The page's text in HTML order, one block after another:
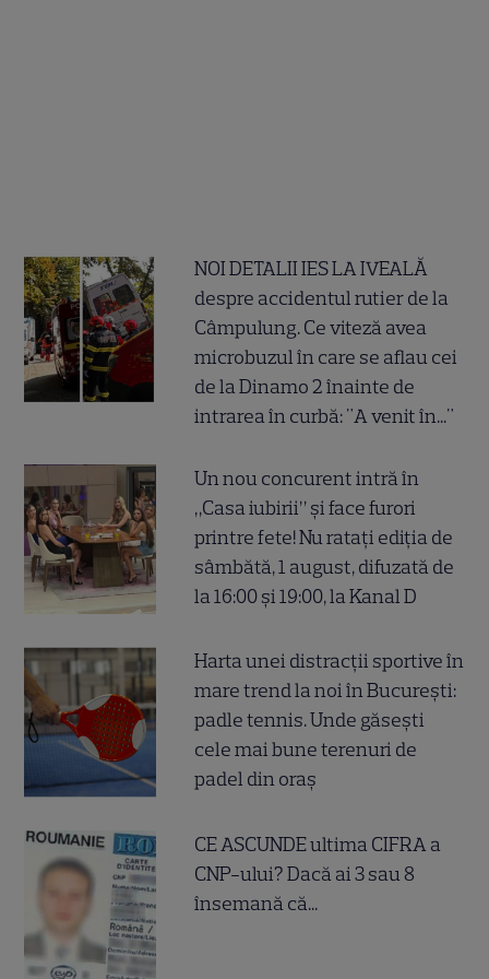
NOI DETALII IES LA IVEALĂ
despre accidentul rutier de la
Câmpulung. Ce viteză avea
microbuzul în care se aflau cei
de la Dinamo 2 înainte de
intrarea în curbă: "A venit în..."
Un nou concurent intră în
„Casa iubirii” și face furori
printre fete! Nu ratați ediția de
sâmbătă, 1 august, difuzată de
la 16:00 și 19:00, la Kanal D
Harta unei distracții sportive în
mare trend la noi în București:
padle tennis. Unde găsești
cele mai bune terenuri de
padel din oraș
CE ASCUNDE ultima CIFRA a
CNP-ului? Dacă ai 3 sau 8
însemană că...